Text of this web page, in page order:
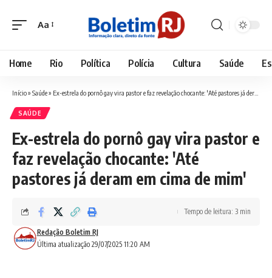
Font
Aa
Home Rio Política Polícia Cultura Saúde
Início» Saúde» Ex-estrela do pornô gay vira pastor e faz revelação chocante: 'Até pastores já deram em cima de mim'
SAÚDE
Ex-estrela do pornô gay vira pastor e
faz revelação chocante: 'Até
pastores já deram em cima de mim'
Última atualização 29/07/2025 11:20 AM
Redação Boletim RJ
Tempo de leitura: 3 min